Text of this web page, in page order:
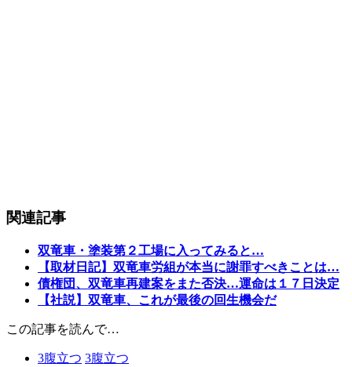
関連記事
双竜車・塗装第２工場に入ってみると…
【取材日記】双竜車労組が本当に謝罪すべきことは…
債権団、双竜車再建案をまた否決…運命は１７日決定
【社説】双竜車、これが最後の回生機会だ
この記事を読んで…
3腹立つ 3腹立つ